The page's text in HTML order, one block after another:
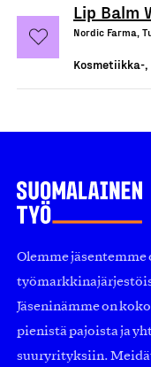
Lip Balm
Nordic Farma,
Olemme
Jäseninämme on
pienistä pajoista ja
suuryrityksiin.